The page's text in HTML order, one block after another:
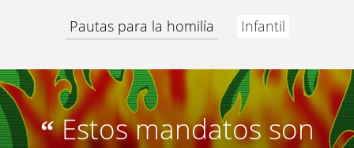
Pautas para la homilía Infantil
“Estos mandatos son